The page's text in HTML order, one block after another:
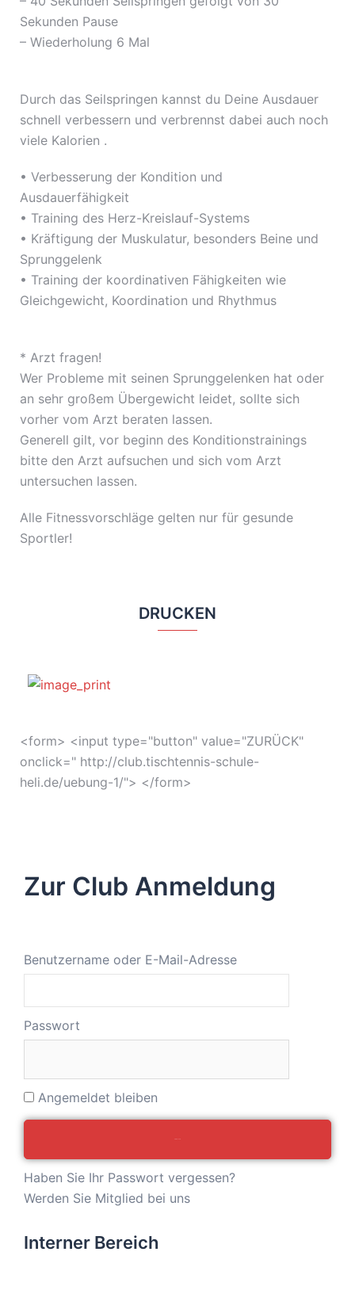
Sekunden Pause
– Wiederholung 6 Mal
Durch das Seilspringen kannst du Deine Ausdauer
schnell verbessern und verbrennst dabei auch noch
viele Kalorien .
• Verbesserung der Kondition und
Ausdauerfähigkeit
• Training des Herz-Kreislauf-Systems
• Kräftigung der Muskulatur, besonders Beine und
Sprunggelenk
• Training der koordinativen Fähigkeiten wie
Gleichgewicht, Koordination und Rhythmus
* Arzt fragen!
Wer Probleme mit seinen Sprunggelenken hat oder
an sehr großem Übergewicht leidet, sollte sich
vorher vom Arzt beraten lassen.
Generell gilt, vor beginn des Konditionstrainings
bitte den Arzt aufsuchen und sich vom Arzt
untersuchen lassen.
Alle Fitnessvorschläge gelten nur für gesunde
Sportler!
DRUCKEN
<form> <input type="button" value="ZURÜCK"
onclick=" http://club.tischtennis-schule-
heli.de/uebung-1/"> </form>
Zur Club Anmeldung
Benutzername oder E-Mail-Adresse
Passwort
Angemeldet bleiben
Haben Sie Ihr Passwort vergessen?
Werden Sie Mitglied bei uns
Interner Bereich